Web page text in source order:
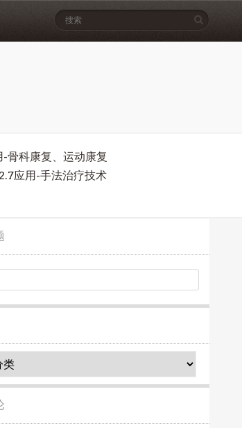
-骨科康复、运动康复
2.7应用-手法治疗技术